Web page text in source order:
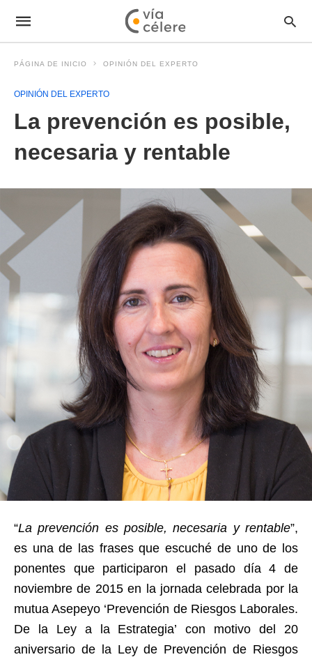
PÁGINA DE INICIO OPINIÓN DEL EXPERTO
OPINIÓN DEL EXPERTO
La prevención es posible,
necesaria y rentable
“La prevención es posible, necesaria y rentable”,
es una de las frases que escuché de uno de los
ponentes que participaron el pasado día 4 de
noviembre de 2015 en la jornada celebrada por la
mutua Asepeyo ‘Prevención de Riesgos Laborales.
De la Ley a la Estrategia’ con motivo del 20
aniversario de la Ley de Prevención de Riesgos